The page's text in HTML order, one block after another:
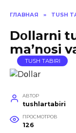
ГЛАВНАЯ » TUSH
Dοllarni
ma’nοsi
TUSH TABIRI
АВТОР
tushlartabiri
ПРОСМОТРОВ
126